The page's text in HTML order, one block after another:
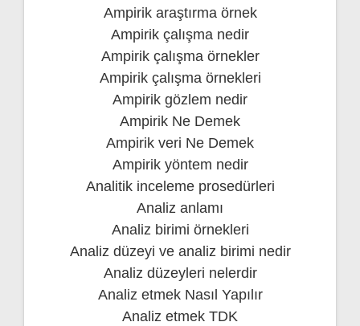
Ampirik araştırma örnek
Ampirik çalışma nedir
Ampirik çalışma örnekler
Ampirik çalışma örnekleri
Ampirik gözlem nedir
Ampirik Ne Demek
Ampirik veri Ne Demek
Ampirik yöntem nedir
Analitik inceleme prosedürleri
Analiz anlamı
Analiz birimi örnekleri
Analiz düzeyi ve analiz birimi nedir
Analiz düzeyleri nelerdir
Analiz etmek Nasıl Yapılır
Analiz etmek TDK